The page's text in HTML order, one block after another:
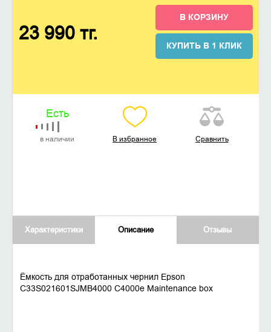
23 990 тг.
В КОРЗИНУ
КУПИТЬ В 1 КЛИК
Есть
в наличии В избранное Сравнить
Характеристики Описание Отзывы
Ёмкость для отработанных чернил Epson
C33S021601SJMB4000 C4000e Maintenance box